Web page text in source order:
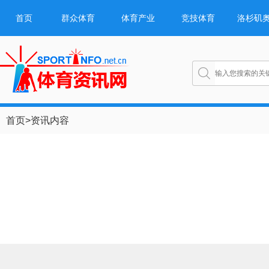
首页 群众体育 体育产业 竞技体育 洛杉矶
首页>资讯内容